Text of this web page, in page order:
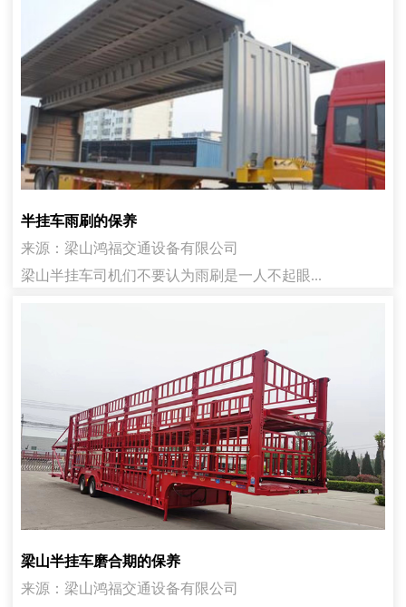
半挂车雨刷的保养
来源：梁山鸿福交通设备有限公司
梁山半挂车司机们不要认为雨刷是一人不起眼...
梁山半挂车磨合期的保养
来源：梁山鸿福交通设备有限公司